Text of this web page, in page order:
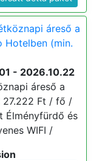
áreső a
Hotelben (min.
- 2026.10.22
áreső a
27.222 Ft / fő /
Élményfürdő és
WIFI /